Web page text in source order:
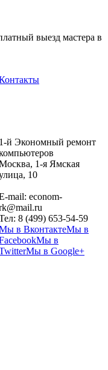
выезд мастера в
1-й Экономный ремонт
, 1-я Ямская
10
mail: econom-
8 (499) 653-54-59
в ВконтактеМы в
Мы в
Мы в Google+